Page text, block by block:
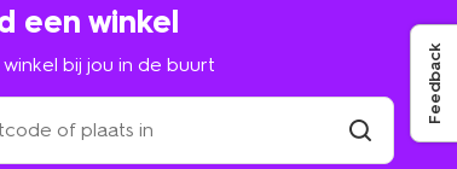
een winkel
bij jou in de buurt
Feedback